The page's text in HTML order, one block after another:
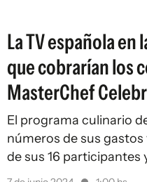
La TV española en
que cobrarían los
MasterChef
El programa culinario
números de sus
de sus 16 participantes